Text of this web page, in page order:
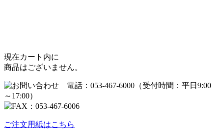
現在カート内に
商品はございません。
ご注文用紙はこちら